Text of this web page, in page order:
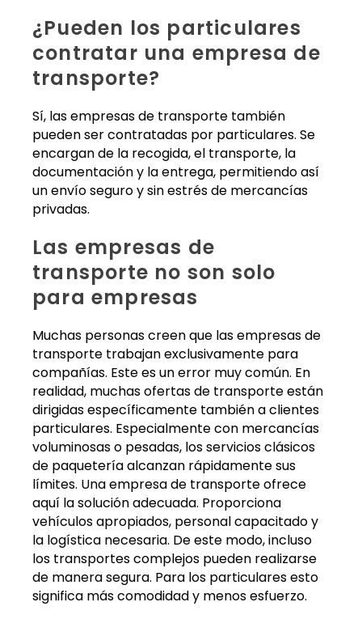
¿Pueden los particulares
contratar una empresa de
transporte?
Sí, las empresas de transporte también
pueden ser contratadas por particulares. Se
encargan de la recogida, el transporte, la
documentación y la entrega, permitiendo así
un envío seguro y sin estrés de mercancías
privadas.
Las empresas de
transporte no son solo
para empresas
Muchas personas creen que las empresas de
transporte trabajan exclusivamente para
compañías. Este es un error muy común. En
realidad, muchas ofertas de transporte están
dirigidas específicamente también a clientes
particulares. Especialmente con mercancías
voluminosas o pesadas, los servicios clásicos
de paquetería alcanzan rápidamente sus
límites. Una empresa de transporte ofrece
aquí la solución adecuada. Proporciona
vehículos apropiados, personal capacitado y
la logística necesaria. De este modo, incluso
los transportes complejos pueden realizarse
de manera segura. Para los particulares esto
significa más comodidad y menos esfuerzo.